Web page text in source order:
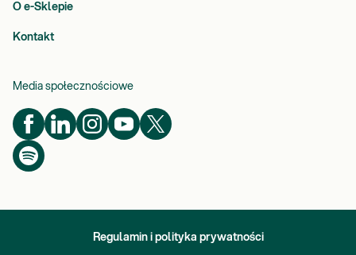
O e-Sklepie
Kontakt
Media społecznościowe
Regulamin i polityka prywatności